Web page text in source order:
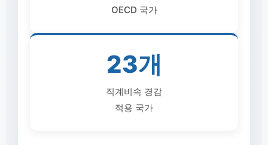
OECD 국가
23개
직계비속 경감
적용 국가